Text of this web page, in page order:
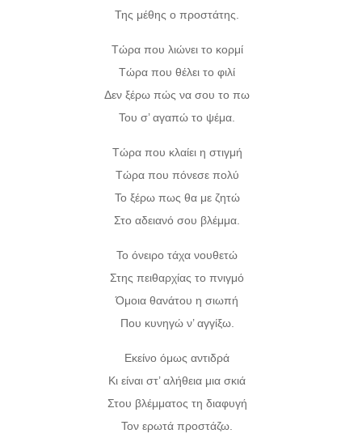
Της μέθης ο προστάτης.
Τώρα που λιώνει το κορμί
Τώρα που θέλει το φιλί
Δεν ξέρω πώς να σου το πω
Του σ’ αγαπώ το ψέμα.
Τώρα που κλαίει η στιγμή
Τώρα που πόνεσε πολύ
Το ξέρω πως θα με ζητώ
Στο αδειανό σου βλέμμα.
Το όνειρο τάχα νουθετώ
Στης πειθαρχίας το πνιγμό
Όμοια θανάτου η σιωπή
Που κυνηγώ ν’ αγγίξω.
Εκείνο όμως αντιδρά
Κι είναι στ’ αλήθεια μια σκιά
Στου βλέμματος τη διαφυγή
Τον ερωτά προστάζω.